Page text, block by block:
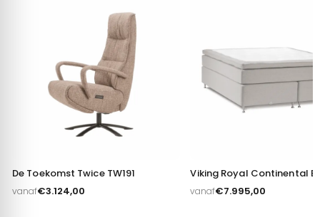
Toestemming Over
Deze website maakt gebruik van cookies
We gebruiken cookies om content en advertenties te
om ons websiteverkeer te analyseren. Ook delen we
De Toekomst Twice TW191
vanaf€3.124,00
Viking Royal Continental
vanaf€7.995,00